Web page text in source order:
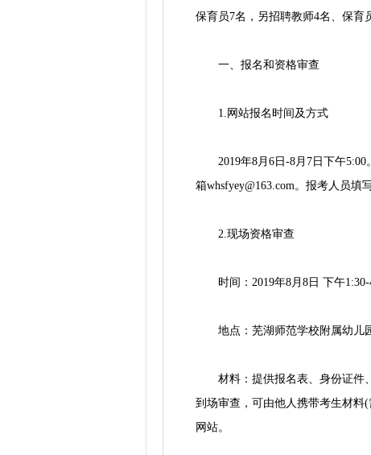
保育员7名，另招聘教师4名、保育
一、报名和资格审查
1.网站报名时间及方式
2019年8月6日-8月7日下午5:00
箱whsfyey@163.com。报考人员
2.现场资格审查
时间：2019年8月8日 下午1:30-
地点：芜湖师范学校附属幼儿
材料：提供报名表、身份证件、
到场审查，可由他人携带考生材料
网站。